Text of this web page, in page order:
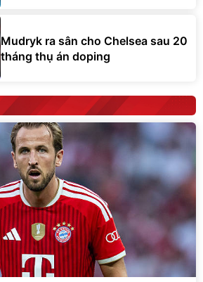
Mudryk ra sân cho Chelsea sau 20
tháng thụ án doping